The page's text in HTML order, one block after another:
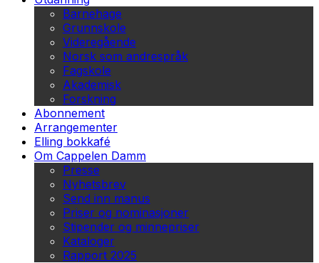
Barnehage
Grunnskole
Videregående
Norsk som andrespråk
Fagskole
Akademisk
Forskning
Abonnement
Arrangementer
Elling bokkafé
Om Cappelen Damm
Presse
Nyhetsbrev
Send inn manus
Priser og nominasjoner
Stipender og minnepriser
Kataloger
Rapport 2025